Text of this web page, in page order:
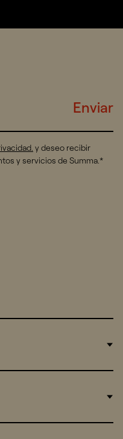
Enviar
. y deseo recibir
y servicios de Summa.*